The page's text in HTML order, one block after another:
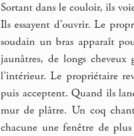
Sortant dans le couloir, ils
Ils essayent d’ouvrir. Le
soudain un bras apparaît
jaunâtres, de longs
l’intérieur. Le propriétaire
puis acceptent. Quand ils
mur de plâtre. Un coq
chacune une fenêtre de